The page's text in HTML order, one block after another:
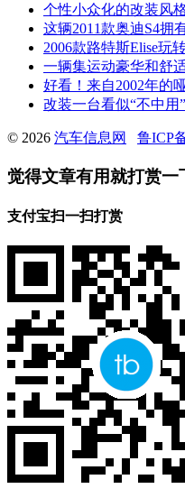
个性小众化的改装风
这辆2011款奥迪S4拥
2006款路特斯Elise玩
一辆集运动豪华和舒
好看！来自2002年的
改装一台看似“不中用
© 2026 汽车信息网 鲁ICP
觉得文章有用就打赏一
支付宝扫一扫打赏